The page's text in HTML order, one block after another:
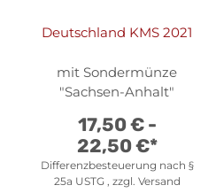
Deutschland KMS 2021
mit Sondermünze
"Sachsen-Anhalt"
17,50 € -
22,50 €*
Differenzbesteuerung nach §
25a USTG , zzgl. Versand